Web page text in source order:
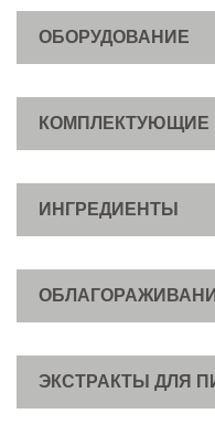
ОБОРУДОВАНИЕ
КОМПЛЕКТУЮЩИЕ
ИНГРЕДИЕНТЫ
ЭКСТРАКТЫ ДЛЯ